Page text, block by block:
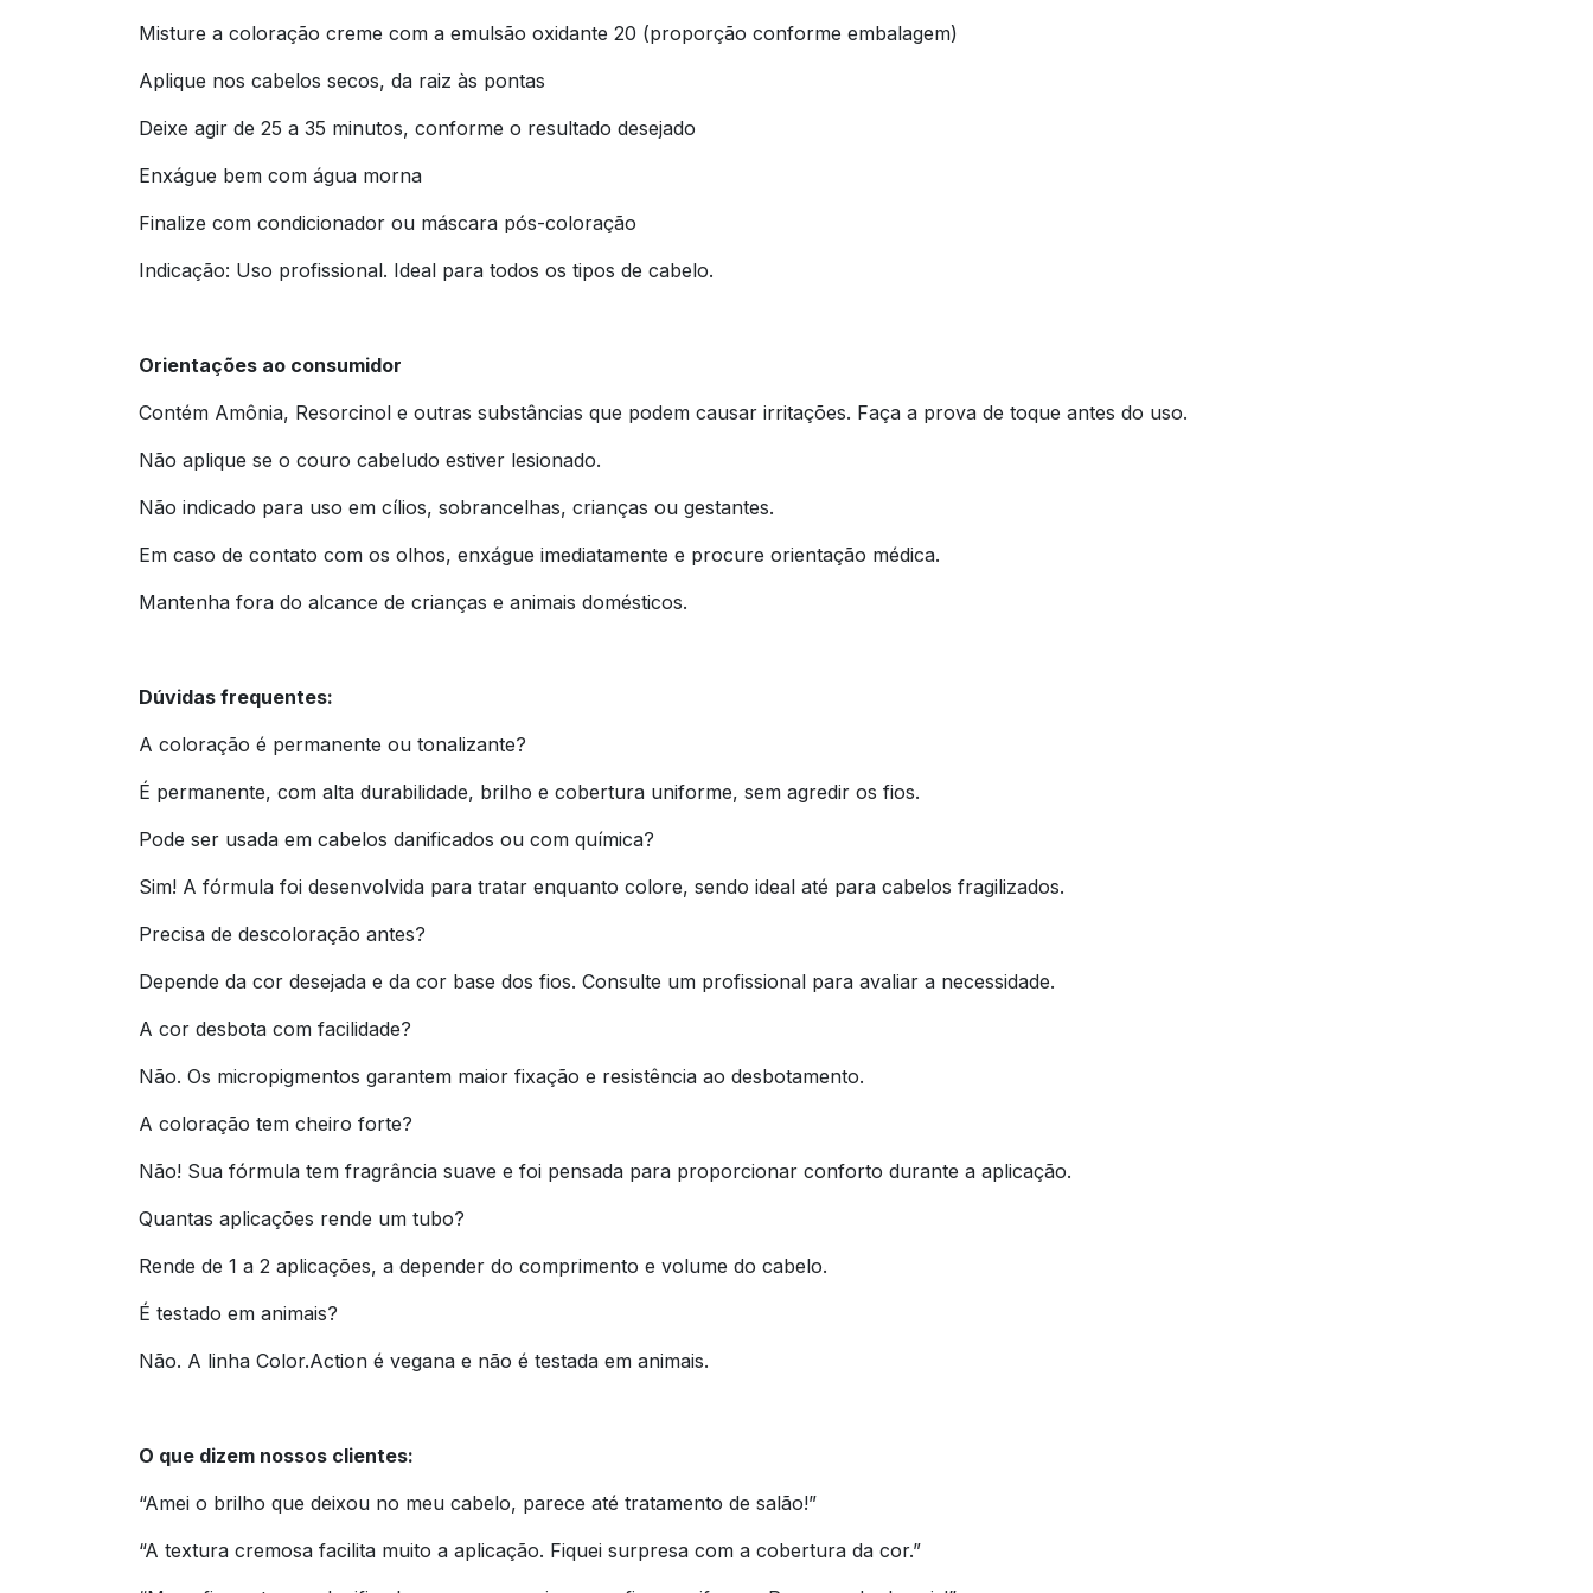
Misture a coloração creme com a emulsão oxidante 20 (proporção conforme embalagem)
Aplique nos cabelos secos, da raiz às pontas
Deixe agir de 25 a 35 minutos, conforme o resultado desejado
Enxágue bem com água morna
Finalize com condicionador ou máscara pós-coloração
Indicação: Uso profissional. Ideal para todos os tipos de cabelo.
Orientações ao consumidor
Contém Amônia, Resorcinol e outras substâncias que podem causar irritações. Faça a prova de toque antes do uso.
Não aplique se o couro cabeludo estiver lesionado.
Não indicado para uso em cílios, sobrancelhas, crianças ou gestantes.
Em caso de contato com os olhos, enxágue imediatamente e procure orientação médica.
Mantenha fora do alcance de crianças e animais domésticos.
Dúvidas frequentes:
A coloração é permanente ou tonalizante?
É permanente, com alta durabilidade, brilho e cobertura uniforme, sem agredir os fios.
Pode ser usada em cabelos danificados ou com química?
Sim! A fórmula foi desenvolvida para tratar enquanto colore, sendo ideal até para cabelos fragilizados.
Precisa de descoloração antes?
Depende da cor desejada e da cor base dos fios. Consulte um profissional para avaliar a necessidade.
A cor desbota com facilidade?
Não. Os micropigmentos garantem maior fixação e resistência ao desbotamento.
A coloração tem cheiro forte?
Não! Sua fórmula tem fragrância suave e foi pensada para proporcionar conforto durante a aplicação.
Quantas aplicações rende um tubo?
Rende de 1 a 2 aplicações, a depender do comprimento e volume do cabelo.
É testado em animais?
Não. A linha Color.Action é vegana e não é testada em animais.
O que dizem nossos clientes:
“Amei o brilho que deixou no meu cabelo, parece até tratamento de salão!”
“A textura cremosa facilita muito a aplicação. Fiquei surpresa com a cobertura da cor.”